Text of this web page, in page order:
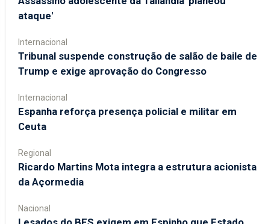
ataque'
Internacional
Tribunal suspende construção de salão de baile de
Trump e exige aprovação do Congresso
Internacional
Espanha reforça presença policial e militar em
Ceuta
Regional
Ricardo Martins Mota integra a estrutura acionista
da Açormedia
Nacional